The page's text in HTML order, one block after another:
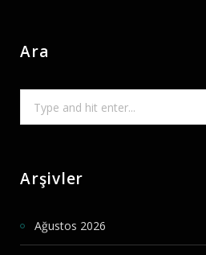
Ara
Arşivler
Ağustos 2026